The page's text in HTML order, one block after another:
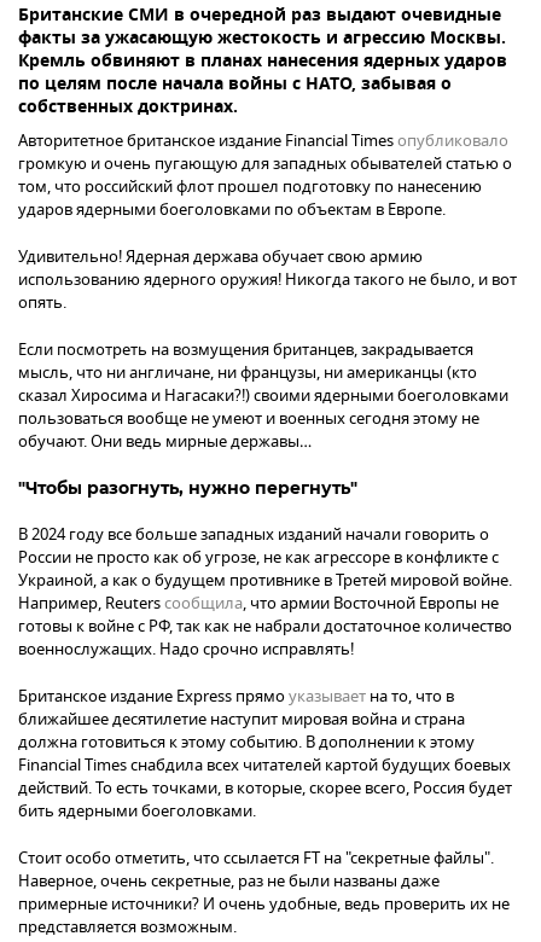
Британские СМИ в очередной раз выдают очевидные
факты за ужасающую жестокость и агрессию Москвы.
Кремль обвиняют в планах нанесения ядерных ударов
по целям после начала войны с НАТО, забывая о
собственных доктринах.
Авторитетное британское издание Financial Timesопубликовало
громкую и очень пугающую для западных обывателей статью о
том, что российский флот прошел подготовку по нанесению
ударов ядерными боеголовками по объектам в Европе.
Удивительно! Ядерная держава обучает свою армию
использованию ядерного оружия! Никогда такого не было, и вот
опять.
Если посмотреть на возмущения британцев, закрадывается
мысль, что ни англичане, ни французы, ни американцы (кто
сказал Хиросима и Нагасаки?!) своими ядерными боеголовками
пользоваться вообще не умеют и военных сегодня этому не
обучают. Они ведь мирные державы…
"Чтобы разогнуть, нужно перегнуть"
В 2024 году все больше западных изданий начали говорить о
России не просто как об угрозе, не как агрессоре в конфликте с
Украиной, а как о будущем противнике в Третей мировой войне.
Например, Reutersсообщила, что армии Восточной Европы не
готовы к войне с РФ, так как не набрали достаточное количество
военнослужащих. Надо срочно исправлять!
Британское издание Express прямоуказывает на то, что в
ближайшее десятилетие наступит мировая война и страна
должна готовиться к этому событию. В дополнении к этому
Financial Times снабдила всех читателей картой будущих боевых
действий. То есть точками, в которые, скорее всего, Россия будет
бить ядерными боеголовками.
Стоит особо отметить, что ссылается FT на "секретные файлы".
Наверное, очень секретные, раз не были названы даже
примерные источники? И очень удобные, ведь проверить их не
представляется возможным.